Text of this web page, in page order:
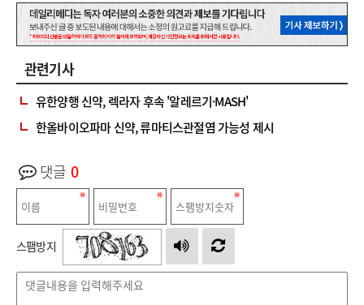
관련기사
유한양행 신약, 렉라자 후속 '알레르기·MASH'
한올바이오파마 신약, 류마티스관절염 가능성 제시
댓글 0
스팸방지